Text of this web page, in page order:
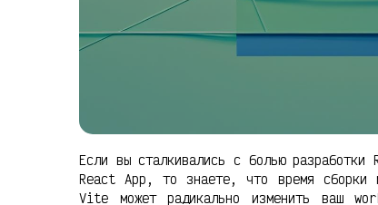
Если вы сталкивались с болью разработки
React App, то знаете, что время сборки
Vite может радикально изменить ваш